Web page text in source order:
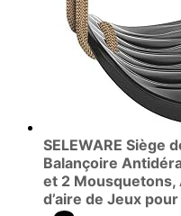
SELEWARE Siège
Balançoire
et 2 Mousquetons,
d’aire de Jeux